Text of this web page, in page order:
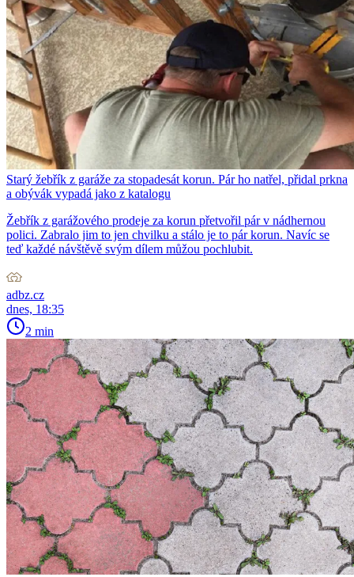
Starý žebřík z garáže za stopadesát korun. Pár ho natřel, přidal prkna
a obývák vypadá jako z katalogu
Žebřík z garážového prodeje za korun přetvořil pár v nádhernou
polici. Zabralo jim to jen chvilku a stálo je to pár korun. Navíc se
teď každé návštěvě svým dílem můžou pochlubit.
adbz.cz
dnes, 18:35
2 min